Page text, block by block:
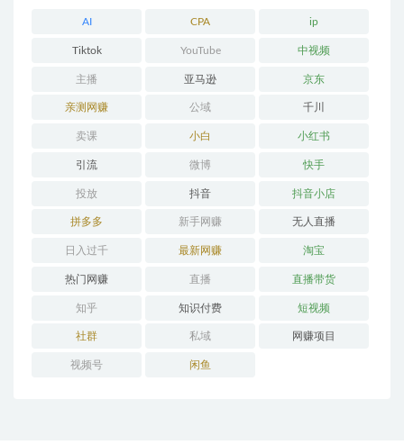
AI CPA ip
Tiktok YouTube 中视频
主播 亚马逊 京东
亲测网赚 公域 千川
卖课 小白 小红书
引流 微博 快手
投放 抖音 抖音小店
拼多多 新手网赚 无人直播
日入过千 最新网赚 淘宝
热门网赚 直播 直播带货
知乎 知识付费 短视频
社群 私域 网赚项目
视频号 闲鱼